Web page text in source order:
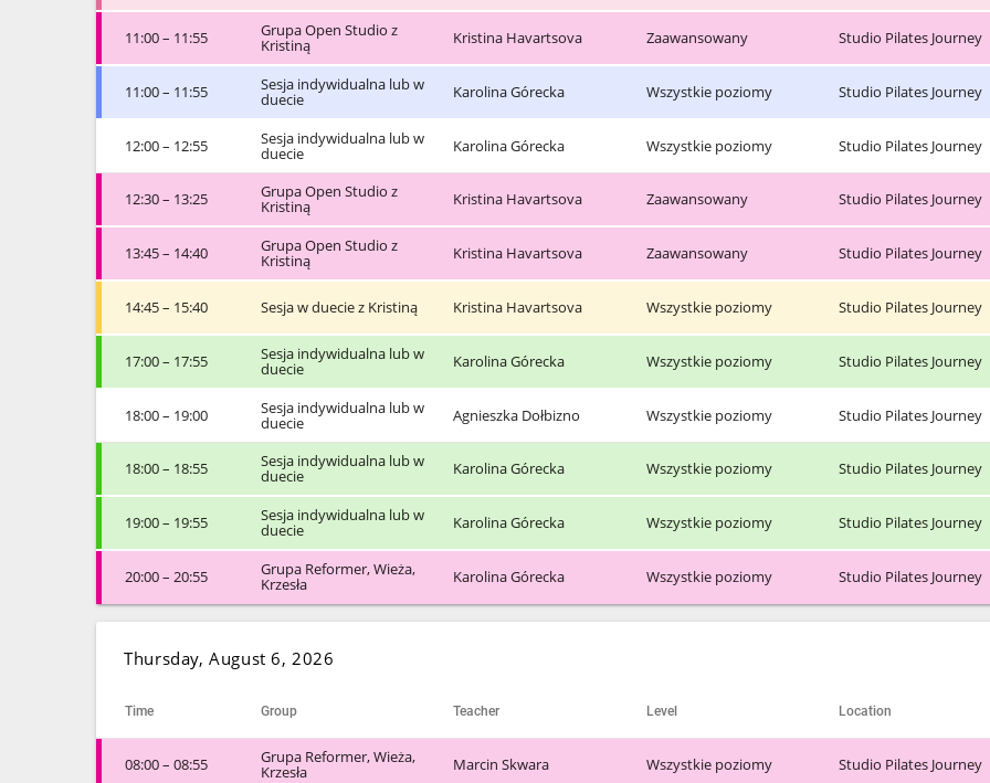
11:00 – 11:55
Grupa Open Studio z
Kristiną
Kristina Havartsova Zaawansowany Studio Pilates Journey
11:00 – 11:55
Sesja indywidualna lub w
duecie
Karolina Górecka Wszystkie poziomy Studio Pilates Journey
12:00 – 12:55
Sesja indywidualna lub w
duecie
Karolina Górecka Wszystkie poziomy Studio Pilates Journey
12:30 – 13:25
Grupa Open Studio z
Kristiną
Kristina Havartsova Zaawansowany Studio Pilates Journey
13:45 – 14:40
Grupa Open Studio z
Kristiną
Kristina Havartsova Zaawansowany Studio Pilates Journey
14:45 – 15:40 Sesja w duecie z Kristiną Kristina Havartsova Wszystkie poziomy Studio Pilates Journey
17:00 – 17:55
Sesja indywidualna lub w
duecie
Karolina Górecka Wszystkie poziomy Studio Pilates Journey
18:00 – 19:00
Sesja indywidualna lub w
duecie
Agnieszka Dołbizno Wszystkie poziomy Studio Pilates Journey
18:00 – 18:55
Sesja indywidualna lub w
duecie
Karolina Górecka Wszystkie poziomy Studio Pilates Journey
19:00 – 19:55
Sesja indywidualna lub w
duecie
Karolina Górecka Wszystkie poziomy Studio Pilates Journey
20:00 – 20:55
Grupa Reformer, Wieża,
Krzesła
Karolina Górecka Wszystkie poziomy Studio Pilates Journey
Thursday, August 6, 2026
Time Group Teacher Level Location
08:00 – 08:55
Grupa Reformer, Wieża,
Krzesła
Marcin Skwara Wszystkie poziomy Studio Pilates Journey